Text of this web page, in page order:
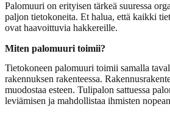
Palomuuri on erityisen tärkeä suuressa
paljon tietokoneita. Et halua, että kaikki
ovat haavoittuvia hakkereille.
Miten palomuuri toimii?
Tietokoneen palomuuri toimii samalla
rakennuksen rakenteessa.
muodostaa esteen. Tulipalon sattuessa
leviämisen ja mahdollistaa ihmisten